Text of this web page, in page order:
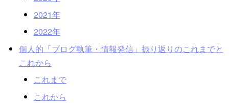
2021年
2022年
個人的「ブログ執筆・情報発信」振り返りのこれまでと
これから
これまで
これから